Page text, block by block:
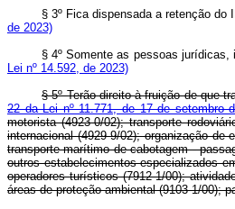
§ 3º Fica dispensada a retenção
de 2023)
§ 4º Somente as pessoas
Lei nº 14.592, de 2023)
§ 5º Terão direito à fruição de que
22 da Lei nº 11.771, de 17 de setembro
motorista (4923-0/02); transporte
internacional (4929-9/02); organização
transporte marítimo de cabotagem -
outros estabelecimentos especializados
operadores turísticos (7912-1/00);
áreas de proteção ambiental (9103-1/